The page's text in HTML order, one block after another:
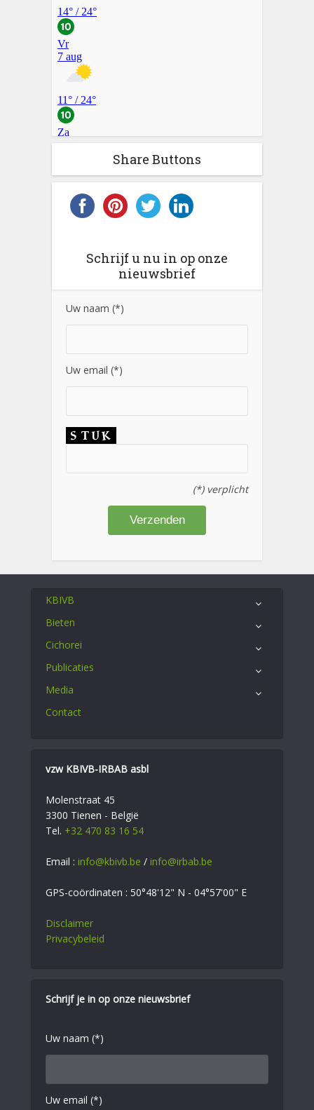
Share Buttons
Schrijf u nu in op onze
nieuwsbrief
Uw naam (*)
Uw email (*)
(*) verplicht
KBIVB
Bieten
Cichorei
Publicaties
Media
Contact
vzw KBIVB-IRBAB asbl
Molenstraat 45
3300 Tienen - België
Tel. +32 470 83 16 54
Email : info@kbivb.be / info@irbab.be
GPS-coördinaten : 50°48'12" N - 04°57'00" E
Disclaimer
Privacybeleid
Schrijf je in op onze nieuwsbrief
Uw naam (*)
Uw email (*)